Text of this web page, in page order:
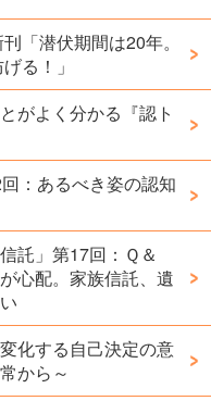
「潜伏期間は20年。
る！」
がよく分かる『認ト
：あるべき姿の認知
託」第17回：Ｑ＆
心配。家族信託、遺
化する自己決定の意
から～